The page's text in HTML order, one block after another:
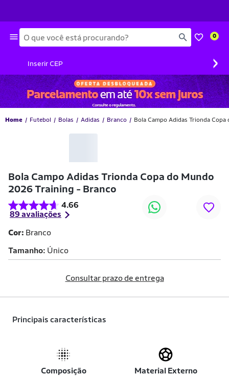
Busca 0
Inserir CEP ›
Home Futebol Bolas Adidas Branco Bola Campo Adidas Trionda
Bola Campo Adidas Trionda Copa do Mundo
2026 Training - Branco
4.66
89 avaliações
-36% OFF
Cor: Branco
Tamanho Único
Consultar prazo de entrega
Principais características
Composição Material Externo